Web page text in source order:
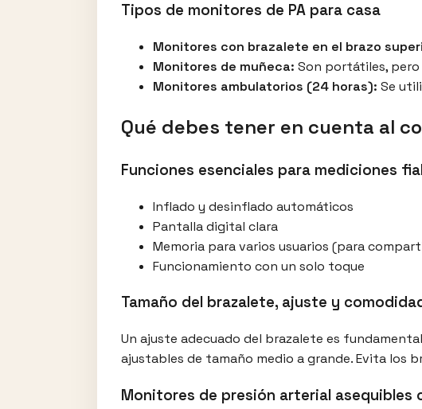
Tipos de monitores de PA para casa
Monitores con brazalete en el brazo
Monitores de muñeca: Son portátiles,
Monitores ambulatorios (24 horas): Se
Qué debes tener en cuenta al
Funciones esenciales para mediciones
Inflado y desinflado automáticos
Pantalla digital clara
Memoria para varios usuarios (para
Funcionamiento con un solo toque
Tamaño del brazalete, ajuste y
Un ajuste adecuado del brazalete es
ajustables de tamaño medio a grande. Evita los
Monitores de presión arterial